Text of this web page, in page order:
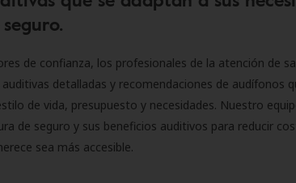
de confianza, los profesionales de la atención de
detalladas y recomendaciones de audífonos
de vida, presupuesto y necesidades. Nuestro
de seguro y sus beneficios auditivos para reducir
sea más accesible.